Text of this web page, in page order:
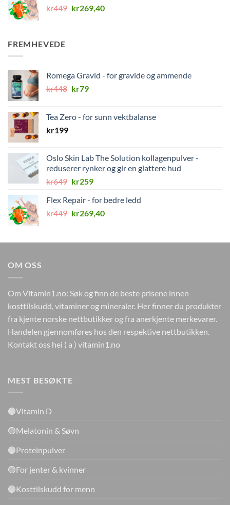
kr449 Opprinnelig
kr269,40Nåværende
FREMHEVEDE
Romega Gravid - for gravide og ammende
kr448 Opprinnelig
kr448.
kr79Nåværende
kr79.
Tea Zero - for sunn vektbalanse
kr199
Oslo Skin Lab The Solution kollagenpulver -
reduserer rynker og gir en glattere hud
kr649 Opprinnelig
var:
kr649.
kr259Nåværende
er:
kr259.
Flex Repair - for bedre ledd
kr449 Opprinnelig
kr449.
kr269,40Nåværende
kr269,40.
OM OSS
Om Vitamin1.no: Søk og finn de beste prisene innen
kosttilskudd, vitaminer og mineraler. Her finner du produkter
fra kjente norske nettbutikker og fra anerkjente merkevarer.
Handelen gjennomføres hos den respektive nettbutikken.
Kontakt oss hei ( a ) vitamin1.no
MEST BESØKTE
🟢Vitamin D
🟢Melatonin & Søvn
🟢Proteinpulver
🟢For jenter & kvinner
🟢Kosttilskudd for menn